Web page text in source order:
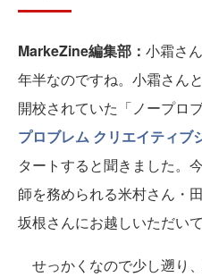
MarkeZine編集部： 小霜さ
年半なのですね。小霜さん
開校されていた「ノープロ
プロブレム クリエイティブ
タートすると聞きました。
師を務められる米村さん・
坂根さんにお越しいただいて
せっかくなので少し遡り